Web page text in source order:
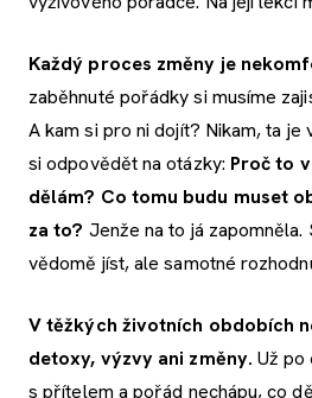
Každý proces změny je
zaběhnuté pořádky si musíme
A kam si pro ni dojít? Nikam, ta je
si odpovědět na otázky: Proč to
dělám? Co tomu budu muset
za to? Jenže na to já zapomněla.
vědomě jíst, ale samotné
V těžkých životních obdobích
detoxy, výzvy ani změny.Už po
s přítelem a pořád nechápu, co